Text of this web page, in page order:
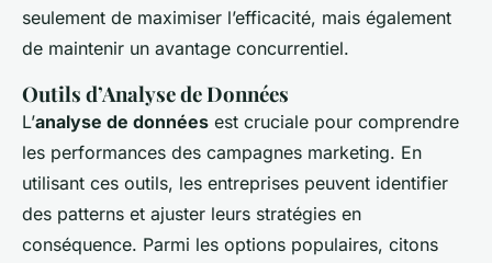
seulement de maximiser l’efficacité, mais également
de maintenir un avantage concurrentiel.
Outils d’Analyse de Données
L’analyse de données est cruciale pour comprendre
les performances des campagnes marketing. En
utilisant ces outils, les entreprises peuvent identifier
des patterns et ajuster leurs stratégies en
conséquence. Parmi les options populaires, citons